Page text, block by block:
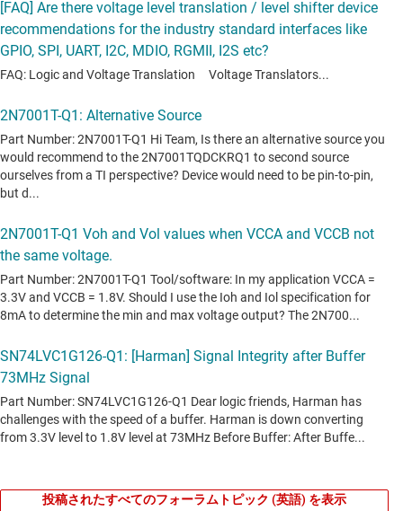
投稿されたすべてのフォーラムトピック (英語) を表示